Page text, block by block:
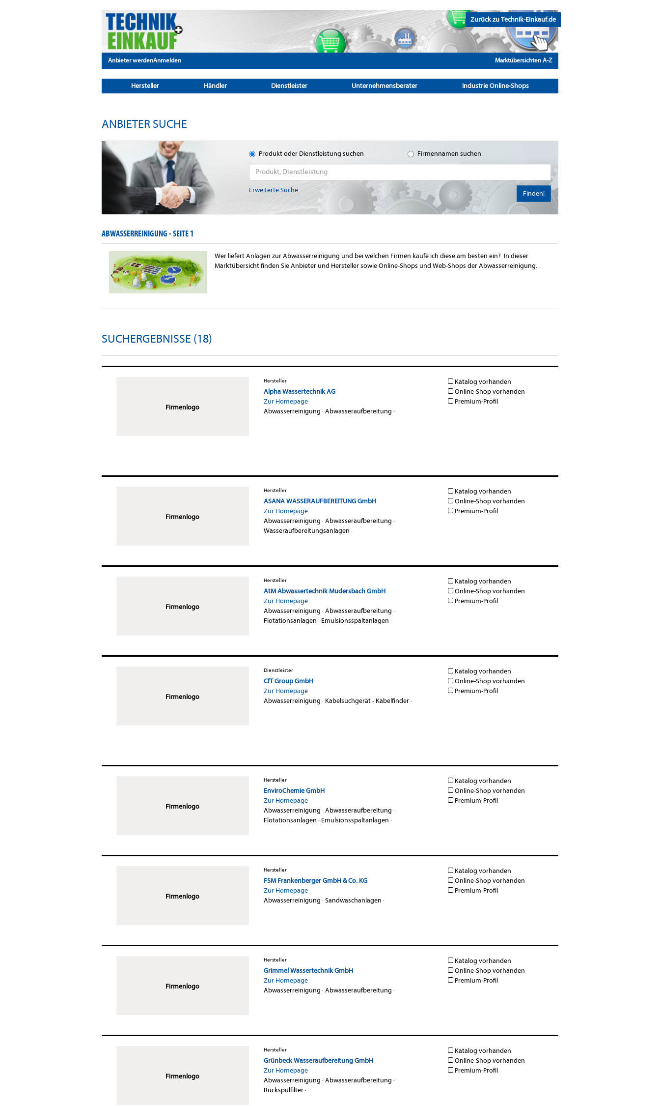
Zurück zu Technik-Einkauf.de
Anbieter werdenAnmelden Marktübersichten A-Z
Hersteller Händler Dienstleister Unternehmensberater Industrie Online-Shops
ANBIETER SUCHE
Produkt oder Dienstleistung suchen Firmennamen suchen
Erweiterte Suche Finden!
ABWASSERREINIGUNG -SEITE 1
Wer liefert Anlagen zur Abwasserreinigung und bei welchen Firmen kaufe ich diese am besten ein? In dieser
Marktübersicht finden Sie Anbieter und Hersteller sowie Online-Shops und Web-Shops der Abwasserreinigung.
SUCHERGEBNISSE (18)
Firmenlogo
Hersteller
Alpha Wassertechnik AG
Zur Homepage
Abwasserreinigung ·Abwasseraufbereitung ·
Katalog vorhanden
Online-Shop vorhanden
Premium-Profil
Firmenlogo
Hersteller
ASANA WASSERAUFBEREITUNG GmbH
Zur Homepage
Abwasserreinigung ·Abwasseraufbereitung ·
Wasseraufbereitungsanlagen ·
Katalog vorhanden
Online-Shop vorhanden
Premium-Profil
Firmenlogo
Hersteller
AtM Abwassertechnik Mudersbach GmbH
Zur Homepage
Abwasserreinigung ·Abwasseraufbereitung ·
Flotationsanlagen · Emulsionsspaltanlagen ·
Katalog vorhanden
Online-Shop vorhanden
Premium-Profil
Firmenlogo
Dienstleister
CfT Group GmbH
Zur Homepage
Abwasserreinigung · Kabelsuchgerät - Kabelfinder·
Katalog vorhanden
Online-Shop vorhanden
Premium-Profil
Firmenlogo
Hersteller
EnviroChemie GmbH
Zur Homepage
Abwasserreinigung ·Abwasseraufbereitung ·
Flotationsanlagen · Emulsionsspaltanlagen ·
Katalog vorhanden
Online-Shop vorhanden
Premium-Profil
Firmenlogo
Hersteller
FSM Frankenberger GmbH & Co. KG
Zur Homepage
Abwasserreinigung ·Sandwaschanlagen ·
Katalog vorhanden
Online-Shop vorhanden
Premium-Profil
Firmenlogo
Hersteller
Grimmel Wassertechnik GmbH
Zur Homepage
Abwasserreinigung ·Abwasseraufbereitung ·
Katalog vorhanden
Online-Shop vorhanden
Premium-Profil
Firmenlogo
Hersteller
Grünbeck Wasseraufbereitung GmbH
Zur Homepage
Abwasserreinigung ·Abwasseraufbereitung ·
Rückspülfilter·
Katalog vorhanden
Online-Shop vorhanden
Premium-Profil